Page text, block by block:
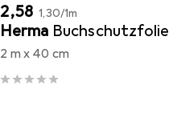
EUR
2,58 EUR
1,30/1m
Herma Buchschutzfolie
2 m x 40 cm